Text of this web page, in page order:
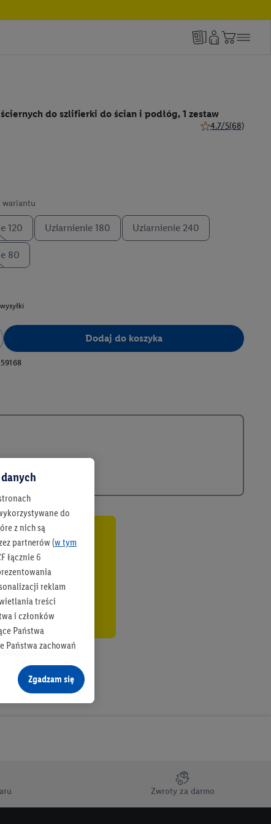
do szlifierki do ścian i podłóg, 1 zestaw
4.7/5(68)
wariantu
120 Uziarnienie 180 Uziarnienie 240
80
Dodaj do koszyka
Zwroty za darmo
do
z nich są
partnerów (w tym
łącznie 6
reklam
treści
i członków
Państwa
Państwa zachowań
o dane z innych
przez różne
treści.
Zgadzam się